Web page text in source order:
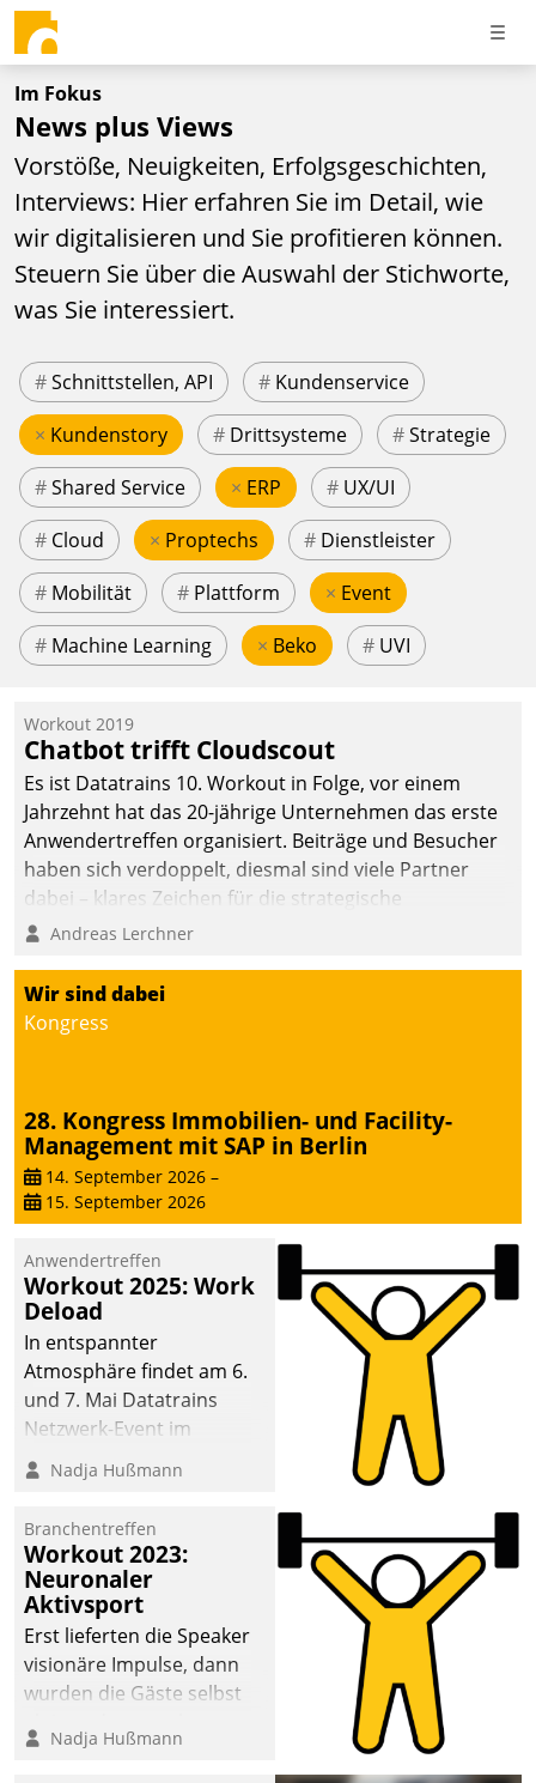
Im Fokus
News plus Views
Vorstöße, Neuigkeiten, Erfolgsgeschichten,
Interviews: Hier erfahren Sie im Detail, wie
wir digitalisieren und Sie profitieren können.
Steuern Sie über die Auswahl der Stichworte,
was Sie interessiert.
#Schnittstellen, API # Kundenservice
× Kundenstory # Drittsysteme #Strategie
#Shared Service × ERP # UX/UI
# Cloud × Proptechs # Dienstleister
# Mobilität # Plattform × Event
# Machine Learning × Beko # UVI
Workout 2019
Chatbot trifft Cloudscout
Es ist Datatrains 10. Workout in Folge, vor einem
Jahrzehnt hat das 20-jährige Unternehmen das erste
Anwendertreffen organisiert. Beiträge und Besucher
haben sich verdoppelt, diesmal sind viele Partner
dabei – klares Zeichen für die strategische
Fokussierung auf den Kunden.
Andreas Lerchner
Wir sind dabei
Kongress
28. Kongress Immobilien- und Facility-
Management mit SAP in Berlin
14. September 2026 –
15. September 2026
Anwendertreffen
Workout 2025: Work
Deload
In entspannter
Atmosphäre findet am 6.
und 7. Mai Datatrains
Netzwerk-Event im
Kunden- und Partnerkreis
statt. Zentrale Frage: Wie
Mammutprojekte
meistern und Workloads
wuppen – bei zunehmend
anspruchsvollen
Aufgaben und
abnehmendem
Nadja Hußmann
Branchentreffen
Workout 2023:
Neuronaler
Aktivsport
Erst lieferten die Speaker
visionäre Impulse, dann
wurden die Gäste selbst
methodisch
Nadja Hußmann